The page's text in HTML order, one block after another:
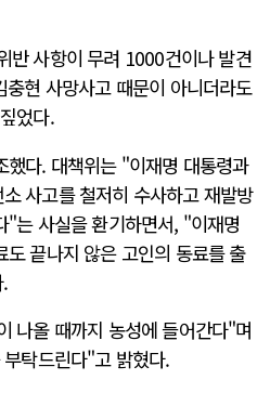
반 사항이 무려 1000건이나 발견
현 사망사고 때문이 아니더라도
었다.
했다. 대책위는 "이재명 대통령과
사고를 철저히 수사하고 재발방
"는 사실을 환기하면서, "이재명
끝나지 않은 고인의 동료를 출
나올 때까지 농성에 들어간다"며
탁드린다"고 밝혔다.